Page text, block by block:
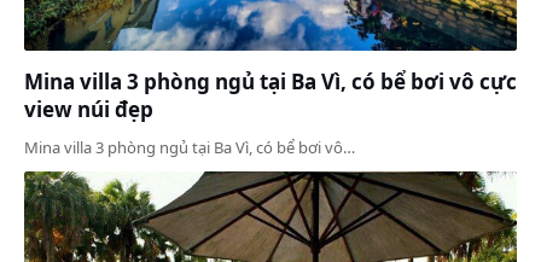
Mina villa 3 phòng ngủ tại Ba Vì, có bể bơi vô cực
view núi đẹp
Mina villa 3 phòng ngủ tại Ba Vì, có bể bơi vô…